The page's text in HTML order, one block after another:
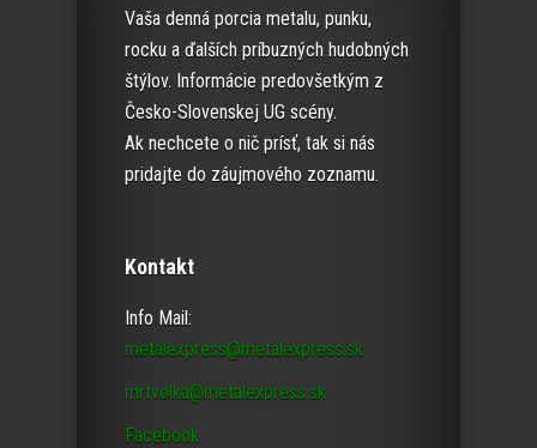
Vaša denná porcia metalu, punku,
rocku a ďalších príbuzných hudobných
štýlov. Informácie predovšetkým z
Česko-Slovenskej UG scény.
Ak nechcete o nič prísť, tak si nás
pridajte do záujmového zoznamu.
Kontakt
Info Mail:
metalexpress@metalexpress.sk
mrtvolka@metalexpress.sk
Facebook